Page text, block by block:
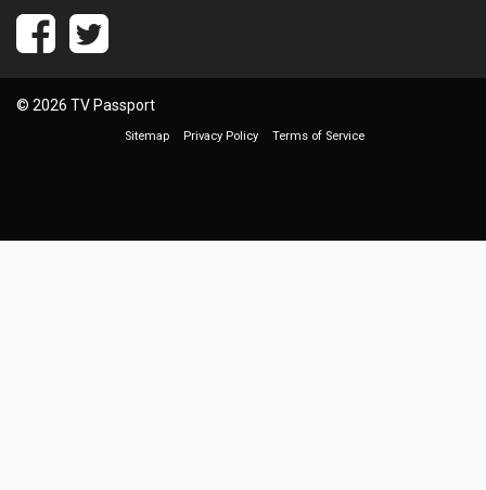
© 2026 TV Passport
Sitemap Privacy Policy Terms of Service